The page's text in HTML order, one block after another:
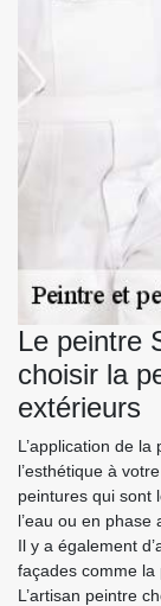
Le peintre
choisir la
extérieurs
L’application de
l’esthétique à
peintures qui sont
l’eau ou en phase
Il y a également
façades comme la
L’artisan peintre